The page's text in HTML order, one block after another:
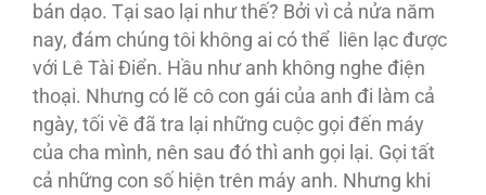
bán dạo. Tại sao lại như thế? Bởi vì cả nửa năm
nay, đám chúng tôi không ai có thể liên lạc được
với Lê Tài Điển. Hầu như anh không nghe điện
thoại. Nhưng có lẽ cô con gái của anh đi làm cả
ngày, tối về đã tra lại những cuộc gọi đến máy
của cha mình, nên sau đó thì anh gọi lại. Gọi tất
cả những con số hiện trên máy anh. Nhưng khi